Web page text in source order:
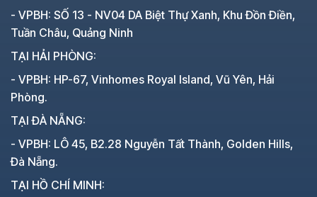
- VPBH: SỐ 13 - NV04 DA Biệt Thự Xanh, Khu Đồn Điền,
Tuần Châu, Quảng Ninh
TẠI HẢI PHÒNG:
- VPBH: HP-67, Vinhomes Royal Island, Vũ Yên, Hải
Phòng.
TẠI ĐÀ NẴNG:
- VPBH: LÔ 45, B2.28 Nguyễn Tất Thành, Golden Hills,
Đà Nẵng.
TẠI HỒ CHÍ MINH: